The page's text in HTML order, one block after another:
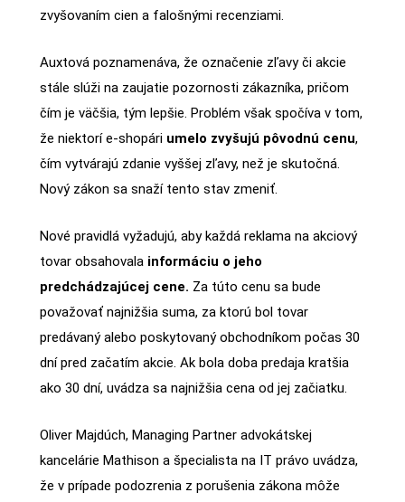
zvyšovaním cien a falošnými recenziami.
Auxtová poznamenáva, že označenie zľavy či akcie
stále slúži na zaujatie pozornosti zákazníka, pričom
čím je väčšia, tým lepšie. Problém však spočíva v tom,
že niektorí e-shopári umelo zvyšujú pôvodnú cenu,
čím vytvárajú zdanie vyššej zľavy, než je skutočná.
Nový zákon sa snaží tento stav zmeniť.
Nové pravidlá vyžadujú, aby každá reklama na akciový
tovar obsahovalainformáciu o jeho
predchádzajúcej cene. Za túto cenu sa bude
považovať najnižšia suma, za ktorú bol tovar
predávaný alebo poskytovaný obchodníkom počas 30
dní pred začatím akcie. Ak bola doba predaja kratšia
ako 30 dní, uvádza sa najnižšia cena od jej začiatku.
Oliver Majdúch, Managing Partner advokátskej
kancelárie Mathison a špecialista na IT právo uvádza,
že v prípade podozrenia z porušenia zákona môže